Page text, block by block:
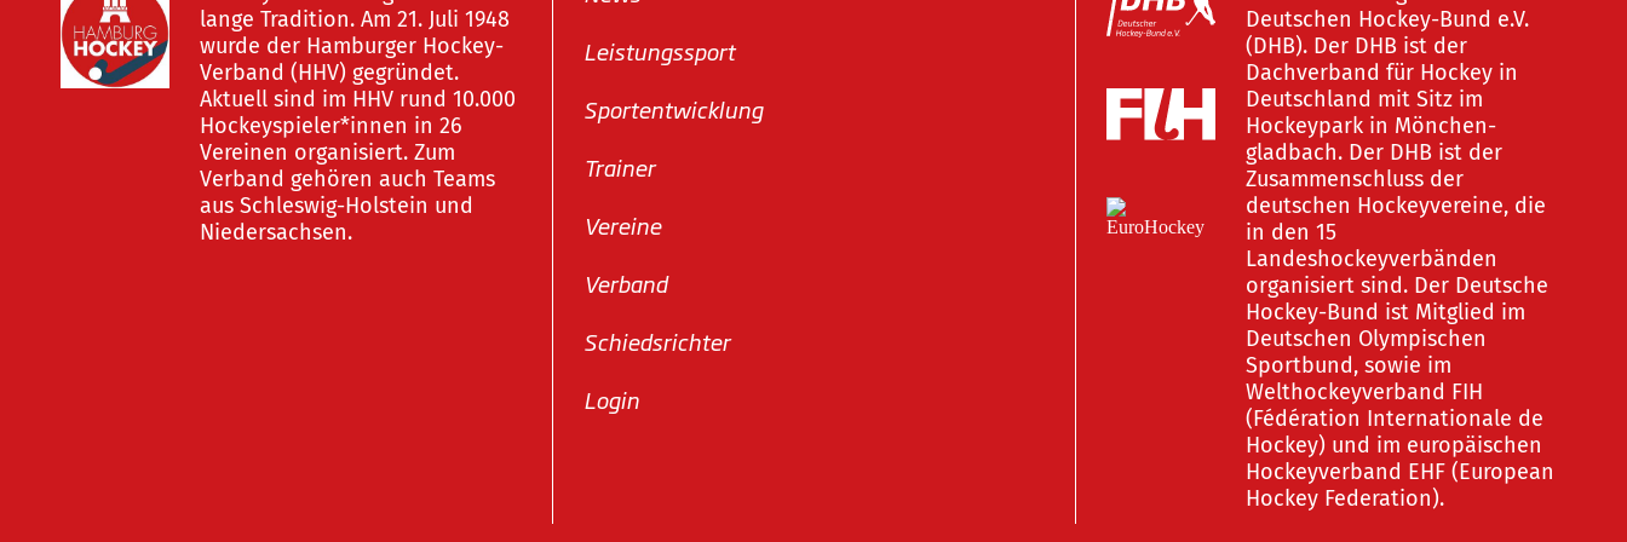
lange Tradition. Am 21. Juli 1948
wurde der Hamburger Hockey-
Verband (HHV) gegründet.
Aktuell sind im HHV rund 10.000
Hockeyspieler*innen in 26
Vereinen organisiert. Zum
Verband gehören auch Teams
aus Schleswig-Holstein und
Niedersachsen.
Leistungssport
Sportentwicklung
Trainer
Vereine
Verband
Schiedsrichter
Login
Deutschen Hockey-Bund e.V.
(DHB). Der DHB ist der
Dachverband für Hockey in
Deutschland mit Sitz im
Hockeypark in Mönchen-
gladbach. Der DHB ist der
Zusammenschluss der
deutschen Hockeyvereine, die
in den 15
Landeshockeyverbänden
organisiert sind. Der Deutsche
Hockey-Bund ist Mitglied im
Deutschen Olympischen
Sportbund, sowie im
Welthockeyverband FIH
(Fédération Internationale de
Hockey) und im europäischen
Hockeyverband EHF (European
Hockey Federation).